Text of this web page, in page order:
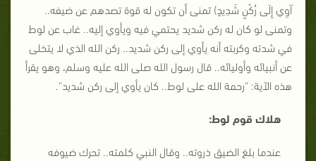
آوِي إِلَى رُكْنٍ شَدِيدٍ) تمنى أن تكون له قوة تصدهم عن ضيفه..
وتمنى لو كان له ركن شديد يحتمي فيه ويأوي إليه.. غاب عن لوط
في شدته وكربته أنه يأوي إلى ركن شديد.. ركن الله الذي لا يتخلى
عن أنبيائه وأوليائه.. قال رسول الله صلى الله عليه وسلم، وهو يقرأ
هذه الآية: "رحمة الله على لوط.. كان يأوي إلى ركن شديد".
هلاك قوم لوط:
عندما بلغ الضيق ذروته.. وقال النبي كلمته.. تحرك ضيوفه